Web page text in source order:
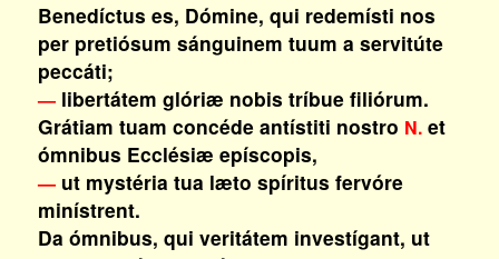
Benedíctus es, Dómine, qui redemísti nos
per pretiósum sánguinem tuum a servitúte
peccáti;
—libertátem glóriæ nobis tríbue filiórum.
Grátiam tuam concéde antístiti nostro N.et
ómnibus Ecclésiæ epíscopis,
—ut mystéria tua læto spíritus fervóre
minístrent.
Da ómnibus, qui veritátem investígant, ut